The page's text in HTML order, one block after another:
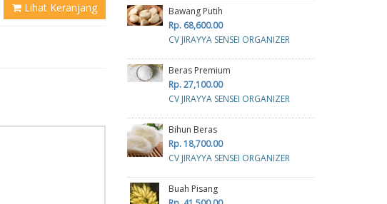
Lihat Keranjang
Bawang Putih
Rp. 68,600.00
CV JIRAYYA SENSEI ORGANIZER
Beras Premium
Rp. 27,100.00
CV JIRAYYA SENSEI ORGANIZER
Bihun Beras
Rp. 18,700.00
CV JIRAYYA SENSEI ORGANIZER
Buah Pisang